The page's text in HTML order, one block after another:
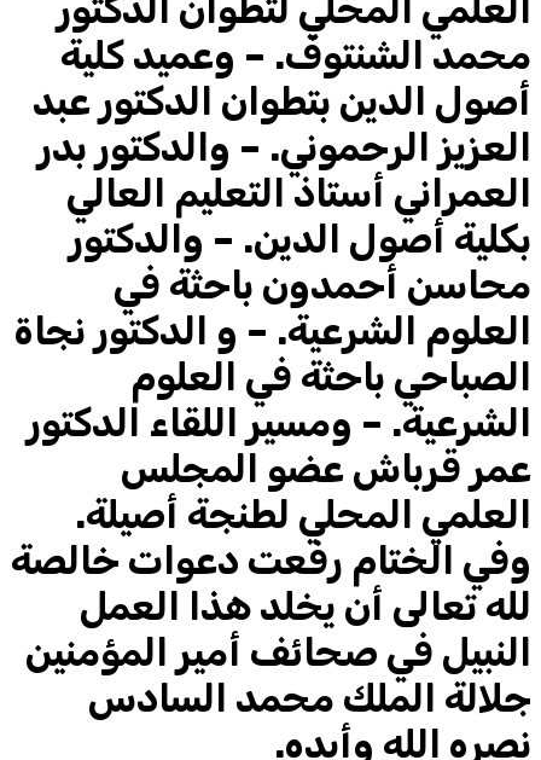
العلمي المحلي لتطوان الدكتور
محمد الشنتوف. – وعميد كلية
أصول الدين بتطوان الدكتور عبد
العزيز الرحموني. – والدكتور بدر
العمراني أستاذ التعليم العالي
بكلية أصول الدين. – والدكتور
محاسن أحمدون باحثة في
العلوم الشرعية. – و الدكتور نجاة
الصباحي باحثة في العلوم
الشرعية. – ومسير اللقاء الدكتور
عمر قرباش عضو المجلس
العلمي المحلي لطنجة أصيلة.
وفي الختام رفعت دعوات خالصة
لله تعالى أن يخلد هذا العمل
النبيل في صحائف أمير المؤمنين
جلالة الملك محمد السادس
نصره الله وأيده.